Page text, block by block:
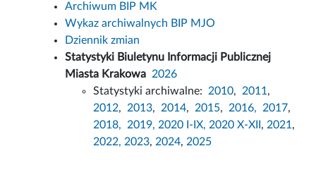
Archiwum BIP MK
Wykaz archiwalnych BIP MJO
Dziennik zmian
Statystyki Biuletynu Informacji Publicznej
Miasta Krakowa 2026
Statystyki archiwalne: 2010, 2011,
2012, 2013, 2014, 2015, 2016, 2017,
2018,
2019, 2020 I-IX, 2020 X-XII , 2021,
2022, 2023, 2024, 2025